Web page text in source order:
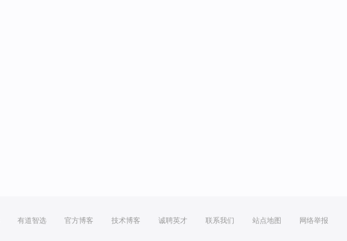
有道智选 官方博客 技术博客 诚聘英才 联系我们 站点地图 网络举报